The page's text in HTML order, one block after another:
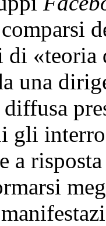
di
una
gli
a